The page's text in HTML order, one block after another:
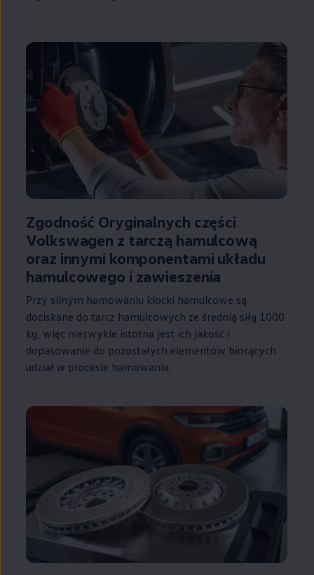
Zgodność Oryginalnych części
Volkswagen z tarczą hamulcową
oraz innymi komponentami układu
hamulcowego i zawieszenia
Przy silnym hamowaniu klocki hamulcowe są
dociskane do tarcz hamulcowych ze średnią siłą 1000
kg, więc niezwykle istotna jest ich jakość i
dopasowanie do pozostałych elementów biorących
udział w procesie hamowania.